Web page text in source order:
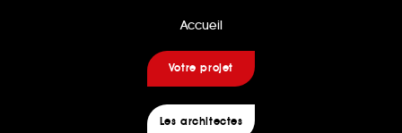
Accueil
Votre projet
Les architectes